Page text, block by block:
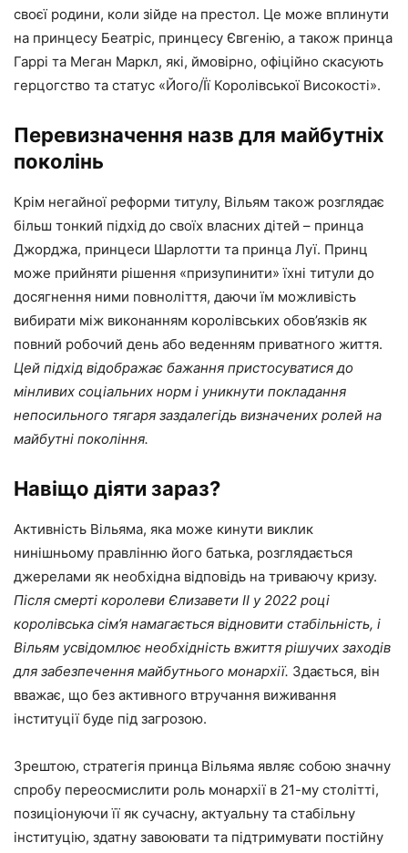
своєї родини, коли зійде на престол. Це може вплинути
на принцесу Беатріс, принцесу Євгенію, а також принца
Гаррі та Меган Маркл, які, ймовірно, офіційно скасують
герцогство та статус «Його/Її Королівської Високості».
Перевизначення назв для майбутніх
поколінь
Крім негайної реформи титулу, Вільям також розглядає
більш тонкий підхід до своїх власних дітей – принца
Джорджа, принцеси Шарлотти та принца Луї. Принц
може прийняти рішення «призупинити» їхні титули до
досягнення ними повноліття, даючи їм можливість
вибирати між виконанням королівських обов’язків як
повний робочий день або веденням приватного життя.
Цей підхід відображає бажання пристосуватися до
мінливих соціальних норм і уникнути покладання
непосильного тягаря заздалегідь визначених ролей на
майбутні покоління.
Навіщо діяти зараз?
Активність Вільяма, яка може кинути виклик
нинішньому правлінню його батька, розглядається
джерелами як необхідна відповідь на триваючу кризу.
Після смерті королеви Єлизавети II у 2022 році
королівська сім’я намагається відновити стабільність, і
Вільям усвідомлює необхідність вжиття рішучих заходів
для забезпечення майбутнього монархії. Здається, він
вважає, що без активного втручання виживання
інституції буде під загрозою.
Зрештою, стратегія принца Вільяма являє собою значну
спробу переосмислити роль монархії в 21-му столітті,
позиціонуючи її як сучасну, актуальну та стабільну
інституцію, здатну завоювати та підтримувати постійну